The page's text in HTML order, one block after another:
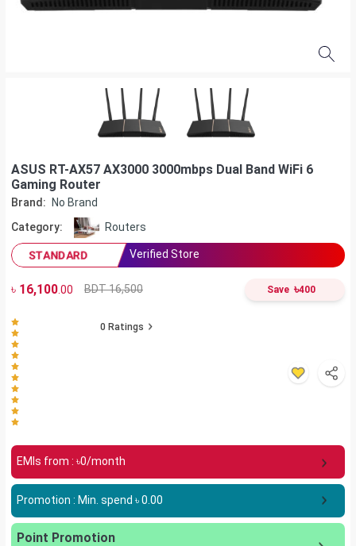
ASUS RT-AX57 AX3000 3000mbps Dual Band WiFi 6
Gaming Router
Brand:
No Brand
Category:
Routers
STANDARD Verified Store
৳ 16,100.00 BDT 16,500 Save ৳400
0 Ratings
EMIs from : ৳0/month
Promotion : Min. spend ৳0.00
Point Promotion